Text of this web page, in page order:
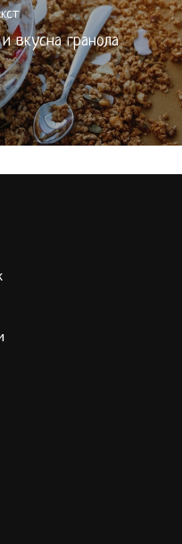
вкусна гранола